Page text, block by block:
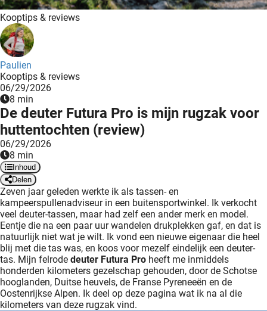
Kooptips & reviews
Paulien
Kooptips & reviews
06/29/2026
8 min
De deuter Futura Pro is mijn rugzak voor
huttentochten (review)
06/29/2026
8 min
Inhoud
Delen
Zeven jaar geleden werkte ik als tassen- en
kampeerspullenadviseur in een buitensportwinkel. Ik verkocht
veel deuter-tassen, maar had zelf een ander merk en model.
Eentje die na een paar uur wandelen drukplekken gaf, en dat is
natuurlijk niet wat je wilt. Ik vond een nieuwe eigenaar die heel
blij met die tas was, en koos voor mezelf eindelijk een deuter-
tas. Mijn felrode deuter Futura Pro heeft me inmiddels
honderden kilometers gezelschap gehouden, door de Schotse
hooglanden, Duitse heuvels, de Franse Pyreneeën en de
Oostenrijkse Alpen. Ik deel op deze pagina wat ik na al die
kilometers van deze rugzak vind.